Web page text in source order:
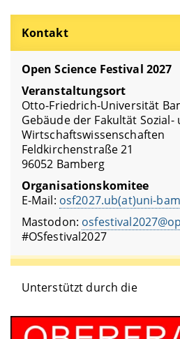
Kontakt
Open Science Festival 2027
Veranstaltungsort
Otto-Friedrich-Universität
Gebäude der Fakultät Sozial-
Wirtschaftswissenschaften
Feldkirchenstraße 21
96052 Bamberg
Organisationskomitee
E-Mail: osf2027.ub(at)uni-
Mastodon:
#OSfestival2027
Unterstützt durch die